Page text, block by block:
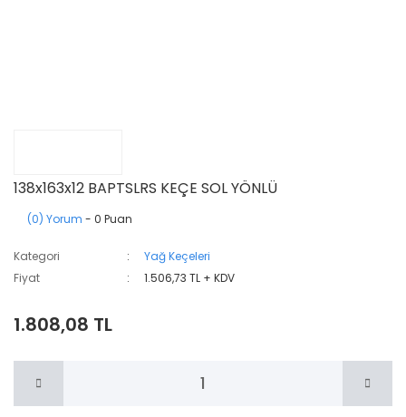
138x163x12 BAPTSLRS KEÇE SOL YÖNLÜ
(0) Yorum - 0 Puan
Kategori
Yağ Keçeleri
Fiyat
1.506,73 TL + KDV
1.808,08 TL